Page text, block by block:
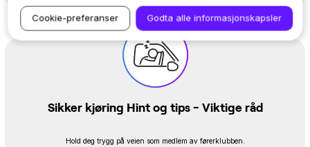
Sikker kjøring Hint og tips - Viktige råd
Hold deg trygg på veien som medlem av førerklubben.
Cookie-preferanser Godta alle informasjonskapsler